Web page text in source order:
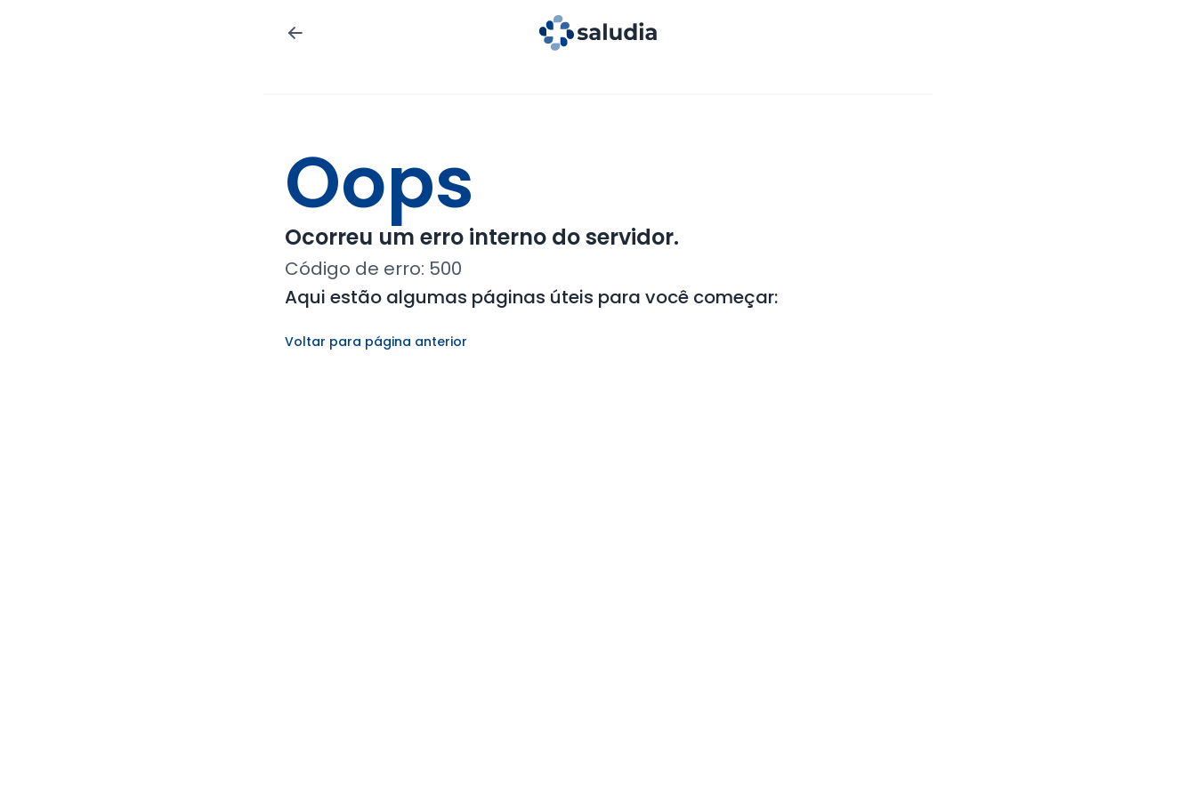
Oops
Ocorreu um erro interno do servidor.
Código de erro: 500
Aqui estão algumas páginas úteis para você começar:
Voltar para página anterior